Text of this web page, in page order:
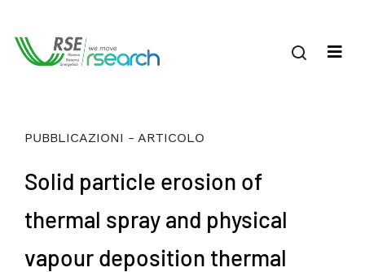
PUBBLICAZIONI - ARTICOLO
Solid particle erosion of
thermal spray and physical
vapour deposition thermal